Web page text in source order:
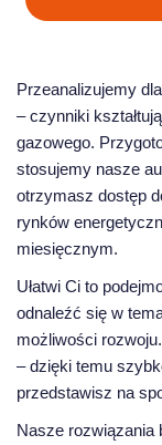
Przeanalizujemy
– czynniki
gazowego.
stosujemy nasze
otrzymasz dostęp
rynków
miesięcznym.
Ułatwi Ci to
odnaleźć się w
możliwości
– dzięki temu
przedstawisz na
Nasze rozwiązania